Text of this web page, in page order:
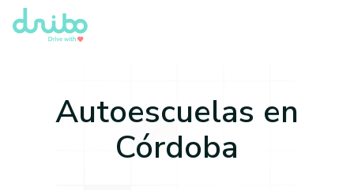
Autoescuelas en
Córdoba